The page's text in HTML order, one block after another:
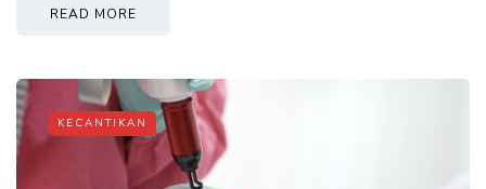
READ MORE
KECANTIKAN